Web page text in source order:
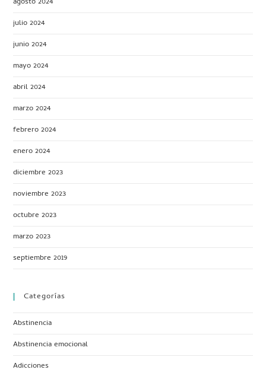
julio 2024
junio 2024
mayo 2024
abril 2024
marzo 2024
febrero 2024
enero 2024
diciembre 2023
noviembre 2023
octubre 2023
marzo 2023
septiembre 2019
Categorías
Abstinencia
Abstinencia emocional
Adicciones